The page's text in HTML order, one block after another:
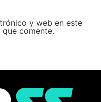
y web en este
comente.